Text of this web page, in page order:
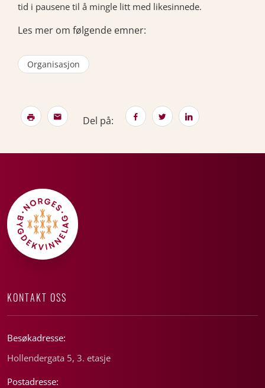
tid i pausene til å mingle litt med likesinnede.
Les mer om følgende emner:
Organisasjon
Del på:
KONTAKT OSS
Besøkadresse:
Hollendergata 5, 3. etasje
Postadresse: